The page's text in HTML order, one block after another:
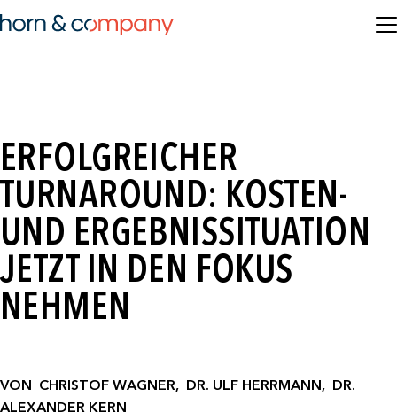
ERFOLGREICHER
TURNAROUND: KOSTEN-
UND ERGEBNISSITUATION
JETZT IN DEN FOKUS
NEHMEN
VON CHRISTOF WAGNER, DR. ULF HERRMANN, DR.
ALEXANDER KERN